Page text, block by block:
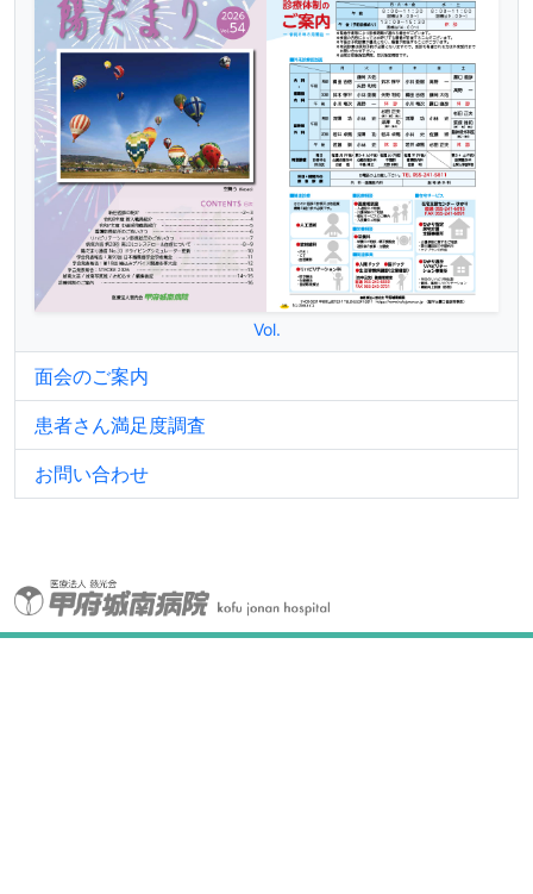
Vol.
面会のご案内
患者さん満足度調査
お問い合わせ